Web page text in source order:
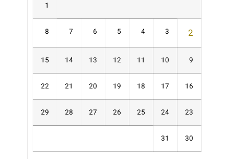
1
2
3
4
5
6
7
8
9
10
11
12
13
14
15
16
17
18
19
20
21
22
23
24
25
26
27
28
29
30
31